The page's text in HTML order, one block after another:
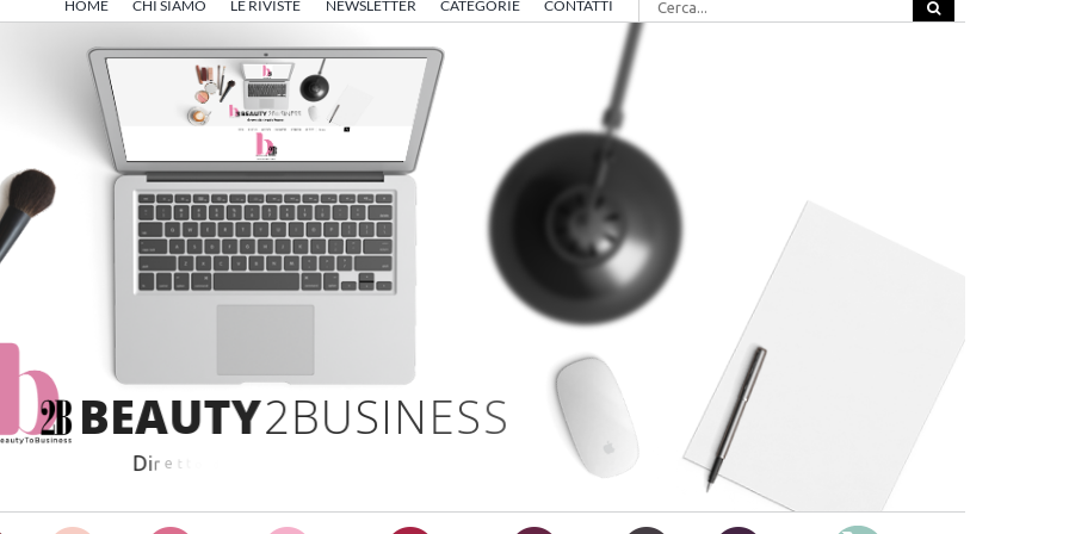
HOME CHI SIAMO LE RIVISTE NEWSLETTER CATEGORIE CONTATTI
per:
BEAUTY2BUSINESS
Dire t